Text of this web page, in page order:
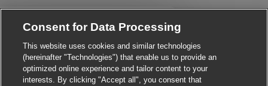
Consent for Data Processing
This website uses cookies and similar technologies
(hereinafter "Technologies") that enable us to provide an
optimized online experience and tailor content to your
interests. By clicking "Accept all", you consent that
There!
you interested in this job?
Close chatbot
I'm interested Similar Jobs